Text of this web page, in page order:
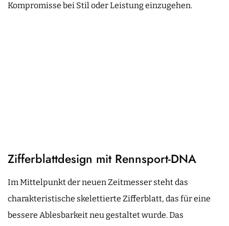
Kompromisse bei Stil oder Leistung einzugehen.
Zifferblattdesign mit Rennsport-DNA
Im Mittelpunkt der neuen Zeitmesser steht das
charakteristische skelettierte Zifferblatt, das für eine
bessere Ablesbarkeit neu gestaltet wurde. Das